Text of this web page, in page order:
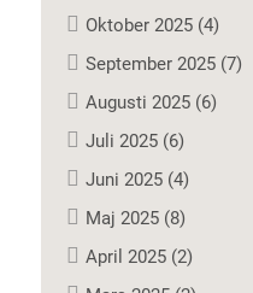
Oktober 2025 (4)
September 2025 (7)
Augusti 2025 (6)
Juli 2025 (6)
Juni 2025 (4)
Maj 2025 (8)
April 2025 (2)